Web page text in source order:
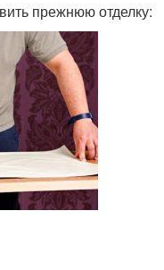
прежнюю отделку: